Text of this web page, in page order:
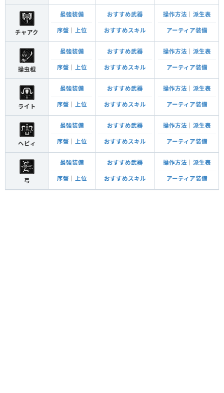
チャアク
最強装備
序盤 上位
おすすめ武器
おすすめスキル
操作方法 派生表
アーティア装備
操虫棍
最強装備
序盤 上位
おすすめ武器
おすすめスキル
操作方法 派生表
アーティア装備
ライト
最強装備
序盤 上位
おすすめ武器
おすすめスキル
操作方法 派生表
アーティア装備
ヘビィ
最強装備
序盤 上位
おすすめ武器
おすすめスキル
操作方法 派生表
アーティア装備
弓
最強装備
序盤 上位
おすすめ武器
おすすめスキル
操作方法 派生表
アーティア装備